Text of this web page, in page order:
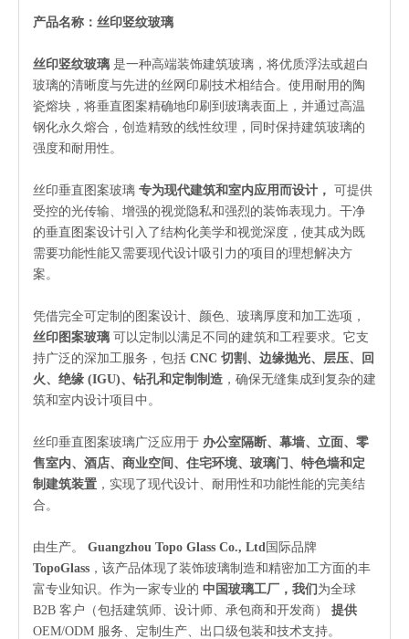
产品名称： 丝印竖纹玻璃
丝印竖纹玻璃 是一种高端装饰建筑玻璃，将优质浮法或超白
玻璃的清晰度与先进的丝网印刷技术相结合。使用耐用的陶
瓷熔块，将垂直图案精确地印刷到玻璃表面上，并通过高温
钢化永久熔合，创造精致的线性纹理，同时保持建筑玻璃的
强度和耐用性。
丝印垂直图案玻璃 专为现代建筑和室内应用而设计， 可提供
受控的光传输、增强的视觉隐私和强烈的装饰表现力。干净
的垂直图案设计引入了结构化美学和视觉深度，使其成为既
需要功能性能又需要现代设计吸引力的项目的理想解决方
案。
凭借完全可定制的图案设计、颜色、玻璃厚度和加工选项，
丝印图案玻璃 可以定制以满足不同的建筑和工程要求。它支
持广泛的深加工服务，包括 CNC 切割、边缘抛光、层压、回
火、绝缘 (IGU)、钻孔和定制制造 ，确保无缝集成到复杂的建
筑和室内设计项目中。
丝印垂直图案玻璃广泛应用于 办公室隔断、幕墙、立面、零
售室内、酒店、商业空间、住宅环境、玻璃门、特色墙和定
制建筑装置 ，实现了现代设计、耐用性和功能性能的完美结
合。
由生产。 Guangzhou Topo Glass Co., Ltd 国际品牌
TopoGlass ，该产品体现了装饰玻璃制造和精密加工方面的丰
富专业知识。作为一家专业的 中国玻璃工厂，我们 为全球
B2B 客户（包括建筑师、设计师、承包商和开发商） 提供
OEM/ODM 服务、定制生产、出口级包装和技术支持。